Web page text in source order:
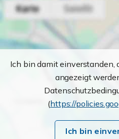
Ich bin damit einverstanden,
angezeigt
(https://
Ich bin